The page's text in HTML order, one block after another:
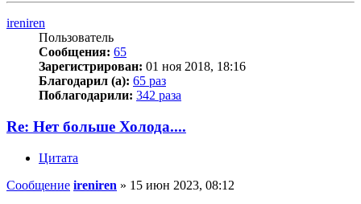
ireniren
Пользователь
Сообщения: 65
Зарегистрирован: 01 ноя 2018, 18:16
Благодарил (а): 65 раз
Поблагодарили: 342 раза
Re: Нет больше Холода....
Цитата
Сообщение ireniren » 15 июн 2023, 08:12